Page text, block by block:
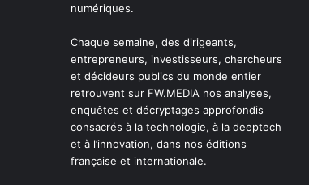
numériques.
Chaque semaine, des dirigeants,
entrepreneurs, investisseurs, chercheurs
et décideurs publics du monde entier
retrouvent sur FW.MEDIA nos analyses,
enquêtes et décryptages approfondis
consacrés à la technologie, à la deeptech
et à l’innovation, dans nos éditions
française et internationale.